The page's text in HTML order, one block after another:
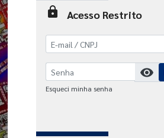
lock Acesso Restrito
visibility
Esqueci minha senha